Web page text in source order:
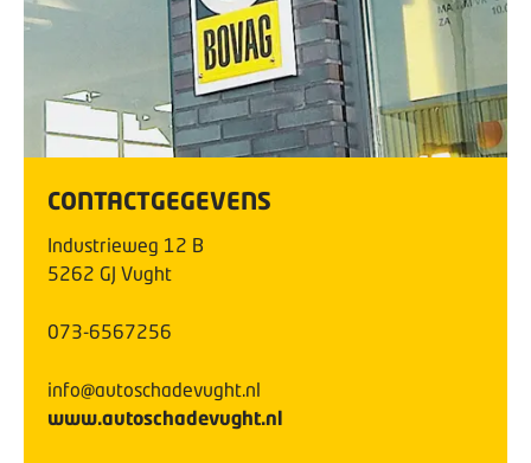
CONTACTGEGEVENS
Industrieweg 12 B
5262 GJ Vught
073-6567256
info@autoschadevught.nl
www.autoschadevught.nl